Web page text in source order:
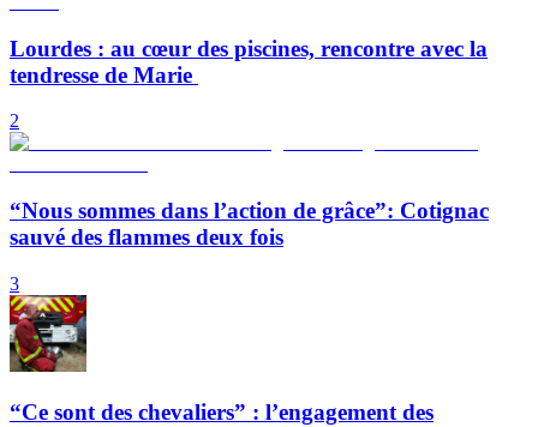
Lourdes : au cœur des piscines, rencontre avec la
tendresse de Marie
2
“Nous sommes dans l’action de grâce”: Cotignac
sauvé des flammes deux fois
3
“Ce sont des chevaliers” : l’engagement des